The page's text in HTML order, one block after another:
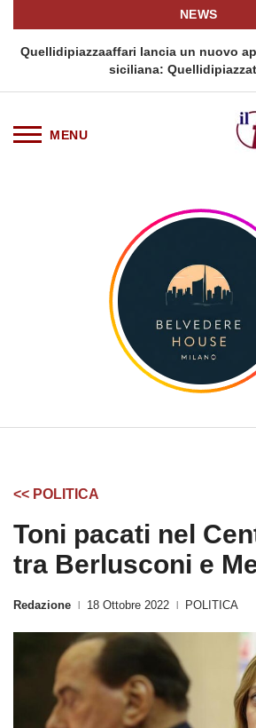
NEWS
Quellidipiazzaaffari lancia un nuovo
siciliana:
<< POLITICA
Toni pacati nel
tra Berlusconi e
Redazione 18 Ottobre 2022 POLITICA